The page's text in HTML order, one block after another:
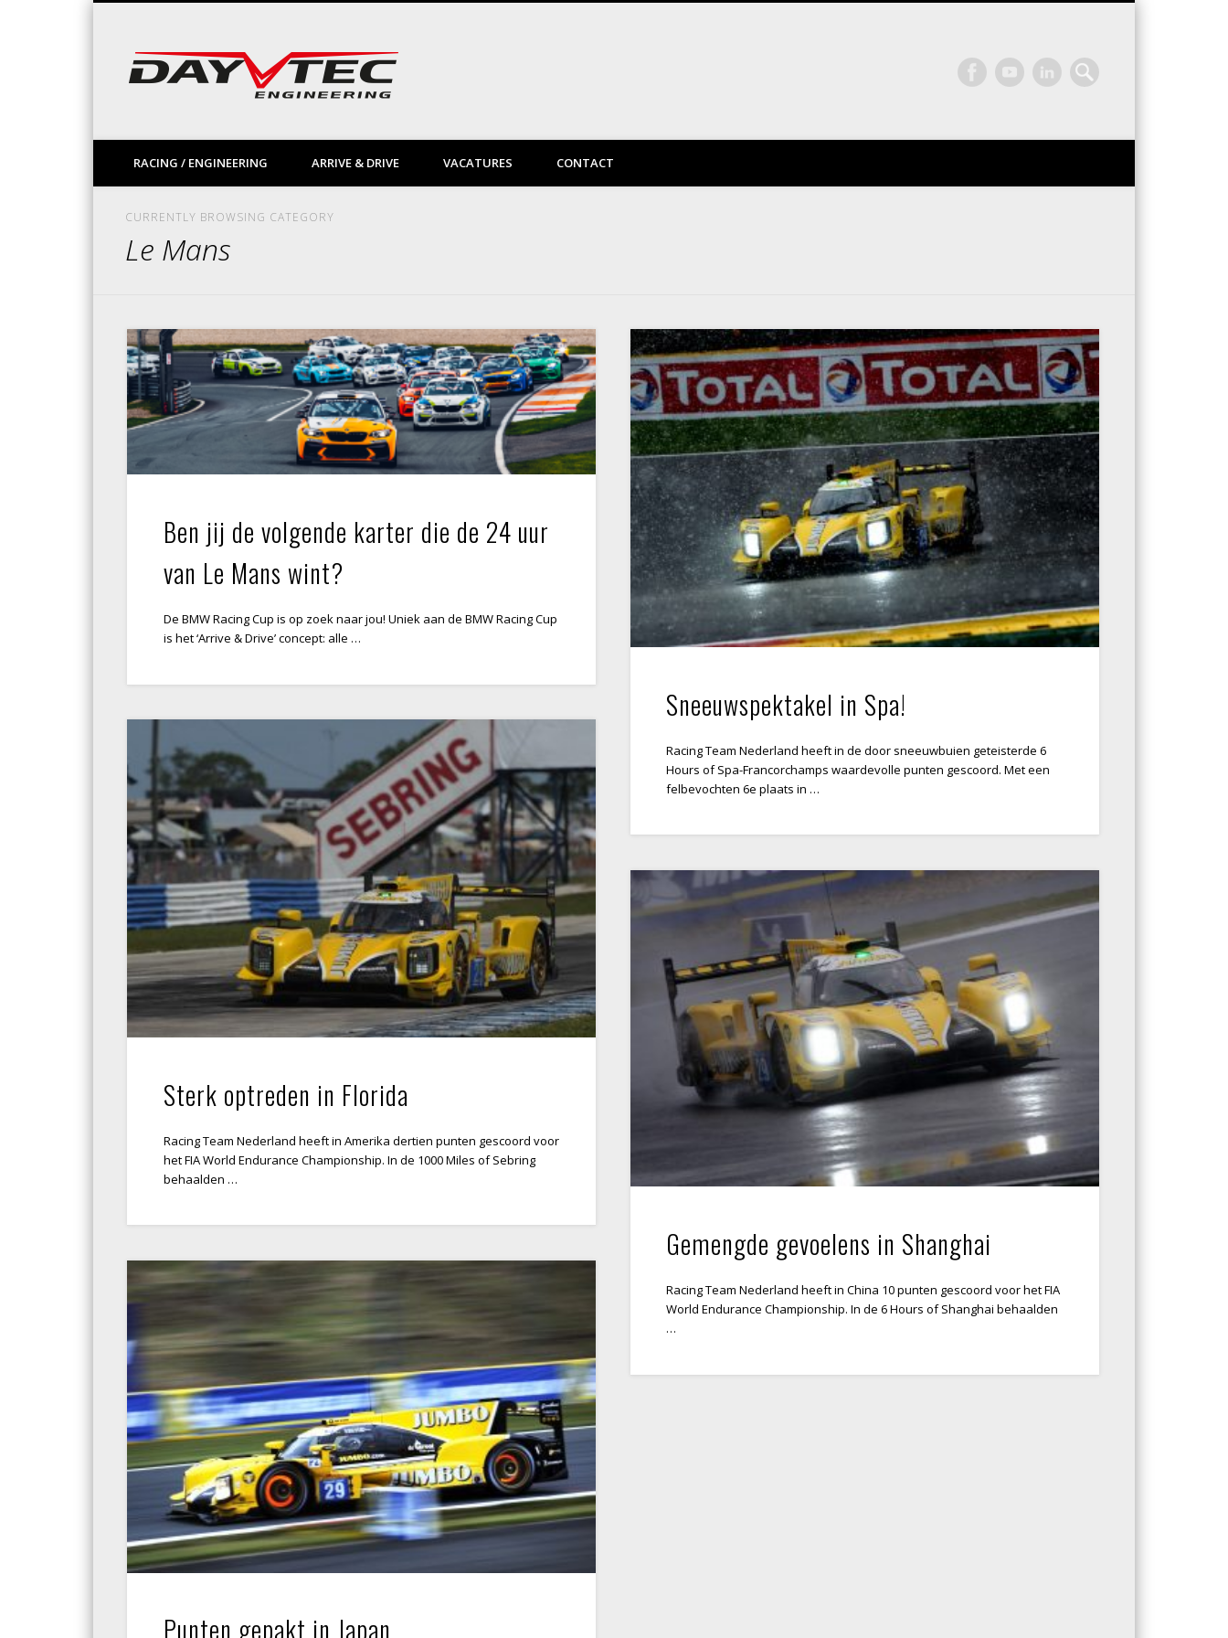
LinkedIn
RACING / ENGINEERING ARRIVE & DRIVE VACATURES CONTACT
CURRENTLY BROWSING CATEGORY
Le Mans
Ben jij de volgende karter die de 24 uur
van Le Mans wint?
De BMW Racing Cup is op zoek naar jou! Uniek aan de BMW Racing Cup
is het ‘Arrive & Drive’ concept: alle …
Sneeuwspektakel in Spa!
Racing Team Nederland heeft in de door sneeuwbuien geteisterde 6
Hours of Spa-Francorchamps waardevolle punten gescoord. Met een
felbevochten 6e plaats in …
Sterk optreden in Florida
Racing Team Nederland heeft in Amerika dertien punten gescoord voor
het FIA World Endurance Championship. In de 1000 Miles of Sebring
behaalden …
Gemengde gevoelens in Shanghai
Racing Team Nederland heeft in China 10 punten gescoord voor het FIA
World Endurance Championship. In de 6 Hours of Shanghai behaalden
…
Punten gepakt in Japan